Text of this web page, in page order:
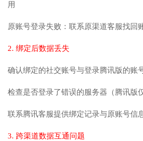
用
原账号登录失败：联系原渠道客服找回
2. 绑定后数据丢失
确认绑定的社交账号与登录腾讯版的账
检查是否登录了错误的服务器（腾讯版
联系腾讯客服提供绑定记录与原账号信
3. 跨渠道数据互通问题